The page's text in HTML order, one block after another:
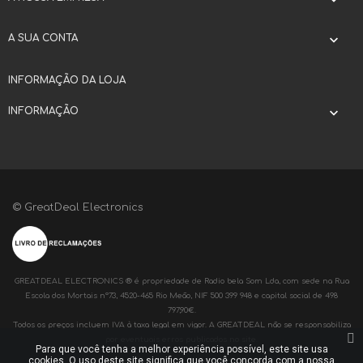
A SUA CONTA 
INFORMAÇÃO DA LOJA
INFORMAÇÃO 
© GreatDeal Electronics
GREATDEAL ELECTRONICS ® é propriedade de Radio bela Som Lda, com sede na Rua
Escola dos Mortais nº73, 4520-465 Rio Meão, NIF 500 399 948 e capital social de 498
797,90€.
Todos os preços incluem IVA à taxa legal em vigor. A GREATDEAL não se responsabiliza
Para que você tenha a melhor experiência possível, este site usa
cookies. O uso deste site significa que você concorda com a nossa